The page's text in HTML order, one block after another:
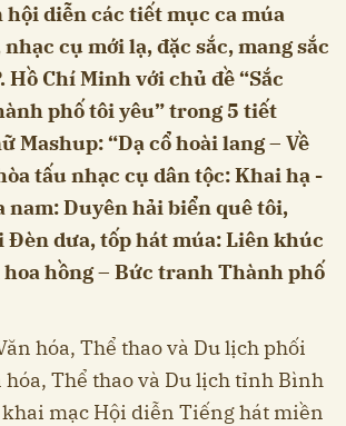
hội diễn các tiết mục ca múa
cụ mới lạ, đặc sắc, mang sắc
Hồ Chí Minh với chủ đề “Sắc
phố tôi yêu” trong 5 tiết
Mashup: “Dạ cổ hoài lang – Về
tấu nhạc cụ dân tộc: Khai hạ -
nam: Duyên hải biển quê tôi,
Đèn dưa, tốp hát múa: Liên khúc
hoa hồng – Bức tranh Thành phố
hóa, Thể thao và Du lịch phối
hóa, Thể thao và Du lịch tỉnh Bình
mạc Hội diễn Tiếng hát miền